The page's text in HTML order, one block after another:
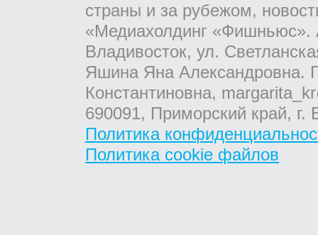
страны и за рубежом,
«Медиахолдинг «Фишньюс».
Владивосток, ул.
Яшина Яна Александровна.
Константиновна,
690091, Приморский край,
Политика
Политика cookie файлов